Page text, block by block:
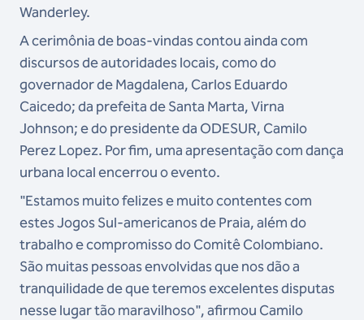
Wanderley.
A cerimônia de boas-vindas contou ainda com
discursos de autoridades locais, como do
governador de Magdalena, Carlos Eduardo
Caicedo; da prefeita de Santa Marta, Virna
Johnson; e do presidente da ODESUR, Camilo
Perez Lopez. Por fim, uma apresentação com dança
urbana local encerrou o evento.
"Estamos muito felizes e muito contentes com
estes Jogos Sul-americanos de Praia, além do
trabalho e compromisso do Comitê Colombiano.
São muitas pessoas envolvidas que nos dão a
tranquilidade de que teremos excelentes disputas
nesse lugar tão maravilhoso", afirmou Camilo